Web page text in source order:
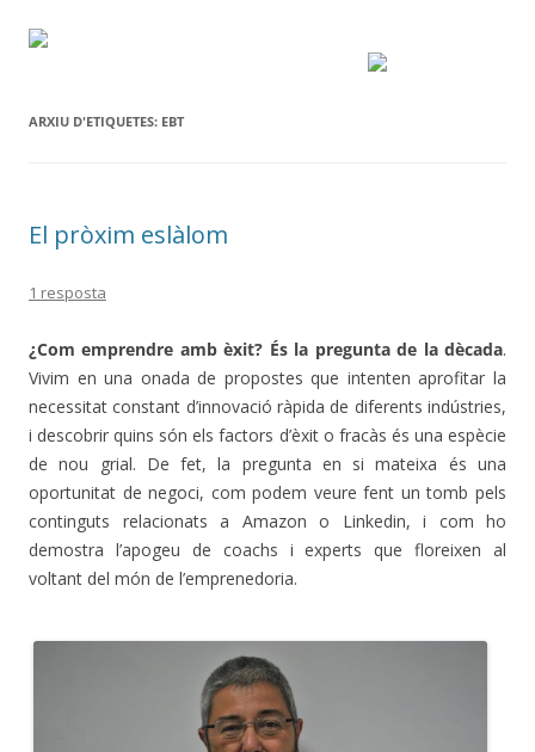
ARXIU D'ETIQUETES: EBT
El pròxim eslàlom
1 resposta
¿Com emprendre amb èxit? És la pregunta de la dècada.
Vivim en una onada de propostes que intenten aprofitar la
necessitat constant d’innovació ràpida de diferents indústries,
i descobrir quins són els factors d’èxit o fracàs és una espècie
de nou grial. De fet, la pregunta en si mateixa és una
oportunitat de negoci, com podem veure fent un tomb pels
continguts relacionats a Amazon o Linkedin, i com ho
demostra l’apogeu de coachs i experts que floreixen al
voltant del món de l’emprenedoria.